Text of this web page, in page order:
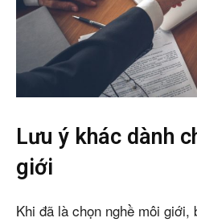
Lưu ý khác dành
giới
Khi đã là chọn nghề môi giới,